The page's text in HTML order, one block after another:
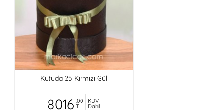
Kutuda 25 Kırmızı Gül
8016 ,00
TL
KDV
Dahil